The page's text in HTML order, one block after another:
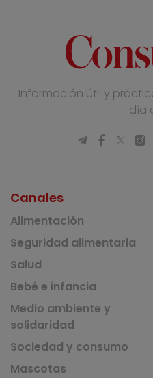
Información útil y
día
Canales
Alimentación
Seguridad alimentaria
Salud
Bebé e infancia
Medio ambiente y
solidaridad
Sociedad y consumo
Mascotas